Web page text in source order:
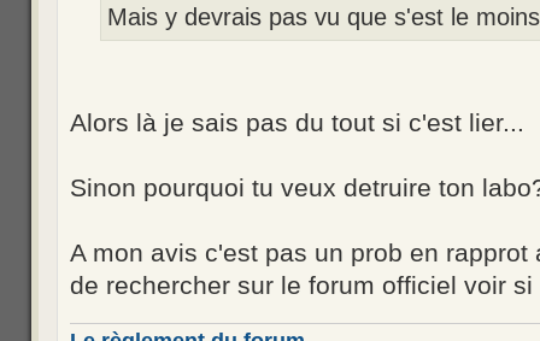
Mais y devrais pas vu que s'est le
Alors là je sais pas du tout si c'est lier...
Sinon pourquoi tu veux detruire ton
A mon avis c'est pas un prob en
de rechercher sur le forum officiel voir